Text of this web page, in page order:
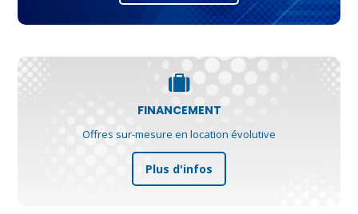
FINANCEMENT
Offres sur-mesure en location évolutive
Plus d'infos